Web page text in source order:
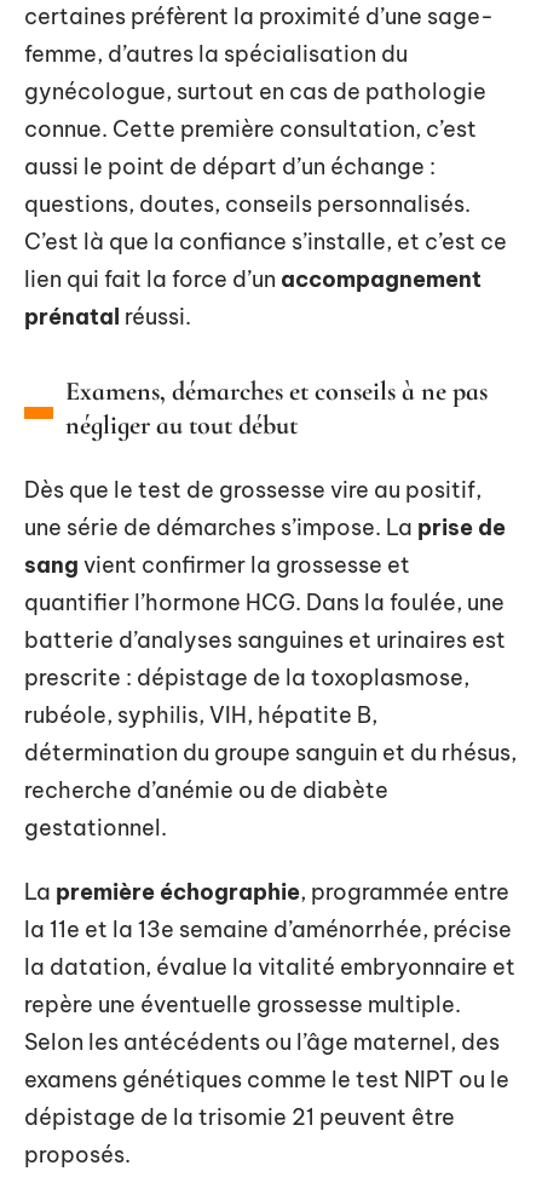
certaines préfèrent la proximité d’une sage-
femme, d’autres la spécialisation du
gynécologue, surtout en cas de pathologie
connue. Cette première consultation, c’est
aussi le point de départ d’un échange :
questions, doutes, conseils personnalisés.
C’est là que la confiance s’installe, et c’est ce
lien qui fait la force d’un accompagnement
prénatal réussi.
Examens, démarches et conseils à ne pas
négliger au tout début
Dès que le test de grossesse vire au positif,
une série de démarches s’impose. La prise de
sang vient confirmer la grossesse et
quantifier l’hormone HCG. Dans la foulée, une
batterie d’analyses sanguines et urinaires est
prescrite : dépistage de la toxoplasmose,
rubéole, syphilis, VIH, hépatite B,
détermination du groupe sanguin et du rhésus,
recherche d’anémie ou de diabète
gestationnel.
La première échographie, programmée entre
la 11e et la 13e semaine d’aménorrhée, précise
la datation, évalue la vitalité embryonnaire et
repère une éventuelle grossesse multiple.
Selon les antécédents ou l’âge maternel, des
examens génétiques comme le test NIPT ou le
dépistage de la trisomie 21 peuvent être
proposés.